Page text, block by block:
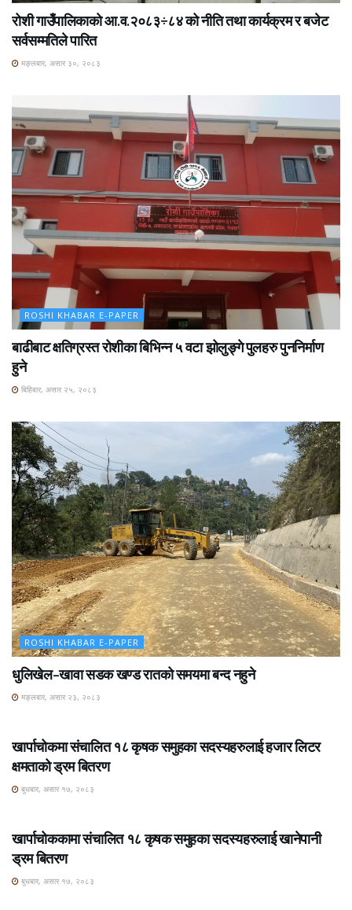
रोशी गाउँपालिकाको आ.व.२०८३÷८४ को नीति तथा कार्यक्रम र बजेट
सर्वसम्मतिले पारित
मङ्लबार, असार ३०, २०८३
ROSHI KHABAR E-PAPER
बाढीबाट क्षतिग्रस्त रोशीका बिभिन्न ५ वटा झोलुङ्गे पुलहरु पुननिर्माण
हुने
बिहिबार, असार २५, २०८३
ROSHI KHABAR E-PAPER
धुलिखेल–खावा सडक खण्ड रातको समयमा बन्द नहुने
मङ्लबार, असार २३, २०८३
खार्पाचोकमा संचालित १८ कृषक समुहका सदस्यहरुलाई हजार लिटर
क्षमताको ड्रम बितरण
बुधबार, असार १७, २०८३
खार्पाचोककामा संचालित १८ कृषक समुहका सदस्यहरुलाई खानेपानी
ड्रम बितरण
बुधबार, असार १७, २०८३